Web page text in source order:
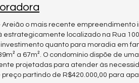
o mais recente empreendimento
localizado na Rua
quanto para moradia em
a 67m². O condomínio dispõe de
projetadas para atender às
partindo de R$420.000,00 para